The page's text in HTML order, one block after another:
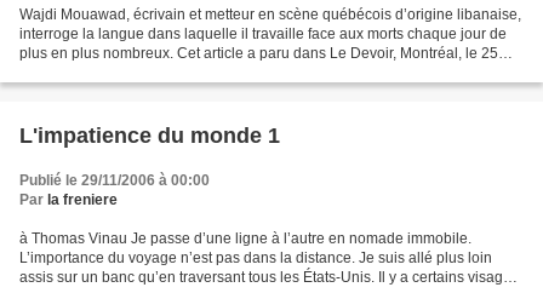
Wajdi Mouawad, écrivain et metteur en scène québécois d’origine libanaise,
interroge la langue dans laquelle il travaille face aux morts chaque jour de
plus en plus nombreux. Cet article a paru dans Le Devoir, Montréal, le 25
L'impatience du monde 1
Publié le 29/11/2006 à 00:00
Par la freniere
à Thomas Vinau Je passe d’une ligne à l’autre en nomade immobile.
L’importance du voyage n’est pas dans la distance. Je suis allé plus loin
assis sur un banc qu’en traversant tous les États-Unis. Il y a certains visages